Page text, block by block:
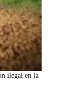
ilegal en la